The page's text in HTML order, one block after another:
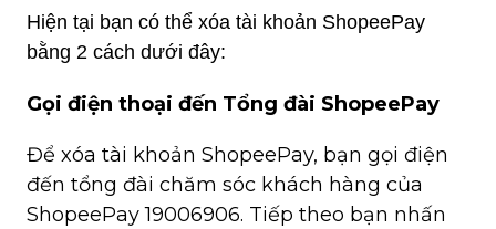
Hiện tại bạn có thể xóa tài khoản ShopeePay
bằng 2 cách dưới đây:
Gọi điện thoại đến Tổng đài ShopeePay
Để xóa tài khoản ShopeePay, bạn gọi điện
đến tổng đài chăm sóc khách hàng của
ShopeePay 19006906. Tiếp theo bạn nhấn